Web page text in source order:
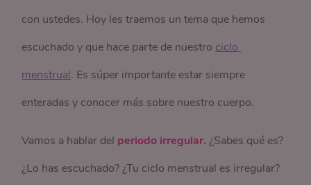
con ustedes. Hoy les traemos un tema que hemos
escuchado y que hace parte de nuestro ciclo
menstrual. Es súper importante estar siempre
enteradas y conocer más sobre nuestro cuerpo.
Vamos a hablar del periodo irregular. ¿Sabes qué es?
¿Lo has escuchado? ¿Tu ciclo menstrual es irregular?